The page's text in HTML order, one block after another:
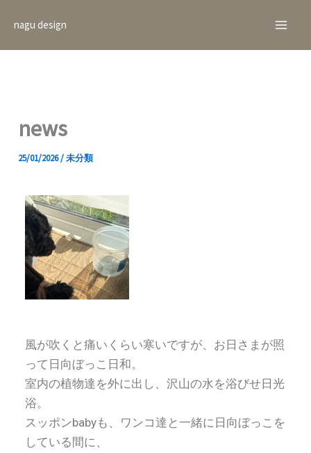
を
nagu design
Main
news
25/01/2026/未分類
風が吹くと痛いくらい寒いですが、お日さまが照
って日向ぼっこ日和。
室内の植物達を外に出し、沢山の水を浴びせ日光
浴。
スッポンbabyも、ワンコ達と一緒に日向ぼっこを
している間に、